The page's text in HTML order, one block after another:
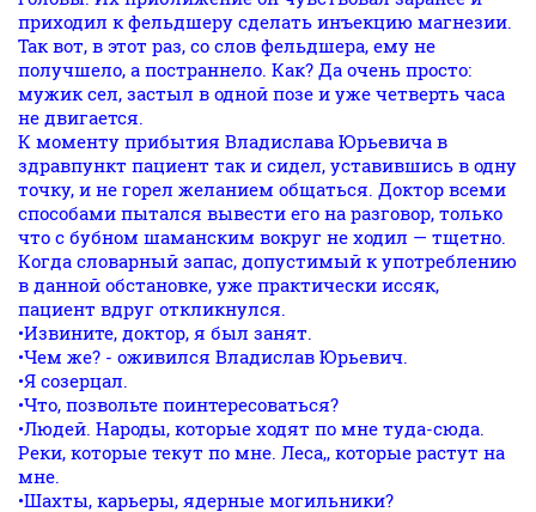
приходил к фельдшеру сделать инъекцию магнезии.
Так вот, в этот раз, со слов фельдшера, ему не
получшело, а постраннело. Как? Да очень просто:
мужик сел, застыл в одной позе и уже четверть часа
не двигается.
К моменту прибытия Владислава Юрьевича в
здравпункт пациент так и сидел, уставившись в одну
точку, и не горел желанием общаться. Доктор всеми
способами пытался вывести его на разговор, только
что с бубном шаманским вокруг не ходил — тщетно.
Когда словарный запас, допустимый к употреблению
в данной обстановке, уже практически иссяк,
пациент вдруг откликнулся.
•Извините, доктор, я был занят.
•Чем же? - оживился Владислав Юрьевич.
•Я созерцал.
•Что, позвольте поинтересоваться?
•Людей. Народы, которые ходят по мне туда-сюда.
Реки, которые текут по мне. Леса,, которые растут на
мне.
•Шахты, карьеры, ядерные могильники?